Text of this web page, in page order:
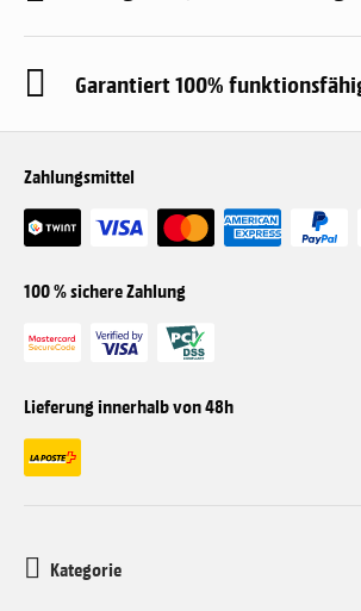
Garantiert 100%
Zahlungsmittel
100 % sichere Zahlung
Lieferung innerhalb von 48h
Kategorie